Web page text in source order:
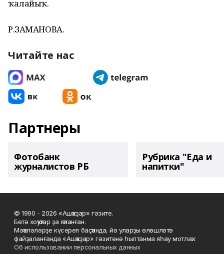
ҡалайыҡ.
Р.ЗАМАНОВА.
Читайте нас
Партнеры
Фотобанк
журналистов РБ
Рубрика "Еда и
напитки"
© 1990 - 2026 «Ашҡаҙар» гәзите.
Бөтә хоҡуҡтар ҙа яҡланған.
Мәҡәләләрҙе күсереп баҫҡанда, йә уларҙы өлөшләтә
файҙаланғанда «Ашҡаҙар» гәзитенә һылтанма яһау мотлаҡ.
Об использовании персональных данных